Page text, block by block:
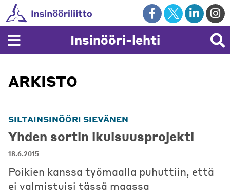
Skip
to
content
Insinööri-lehti
ARKISTO
SILTAINSINÖÖRI SIEVÄNEN
Yhden sortin ikuisuusprojekti
18.6.2015
Poikien kanssa työmaalla puhuttiin, että
ei valmistuisi tässä maassa